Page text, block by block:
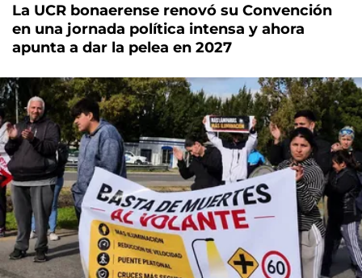
La UCR bonaerense renovó su Convención
en una jornada política intensa y ahora
apunta a dar la pelea en 2027